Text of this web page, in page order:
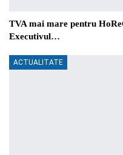
TVA mai mare pentru
Executivul…
ACTUALITATE